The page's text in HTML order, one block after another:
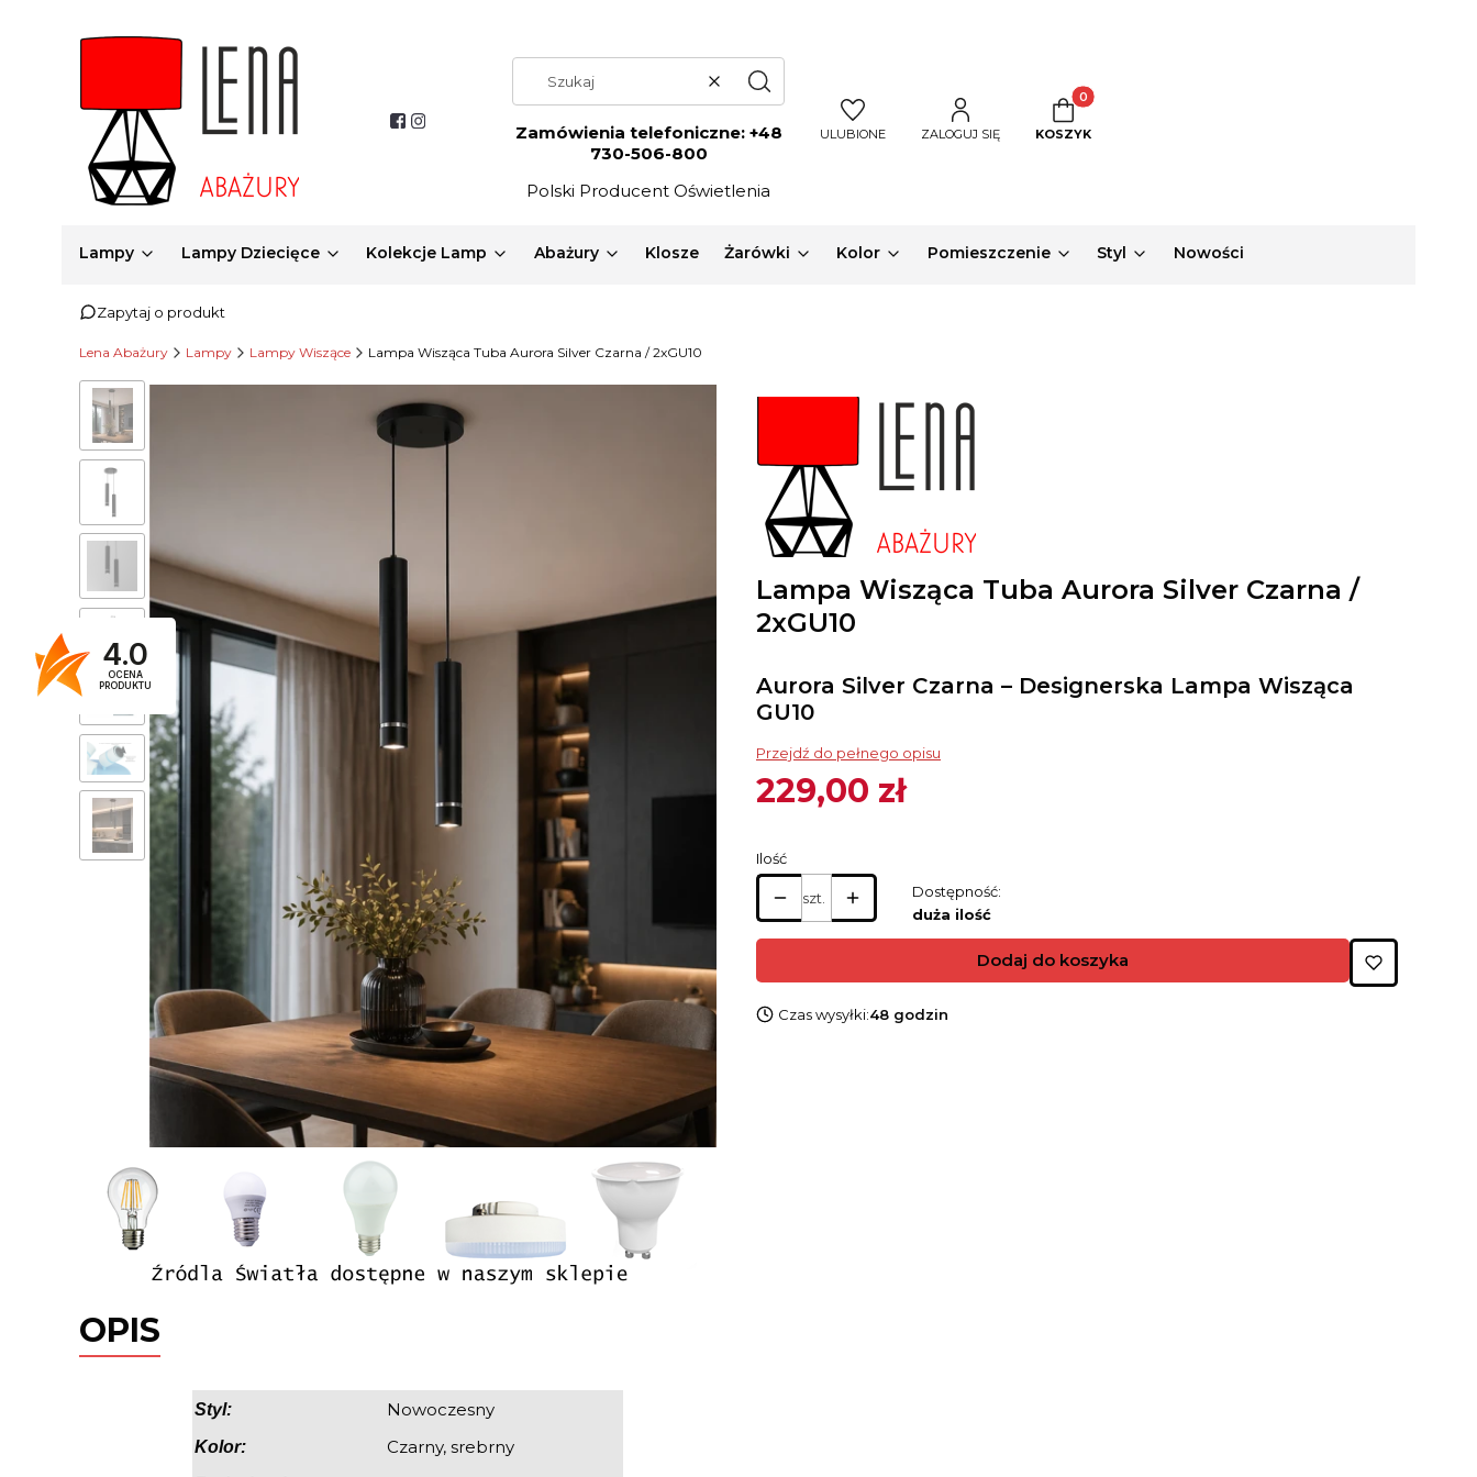
WyczyśćSzukaj
Zamówienia telefoniczne: +48
730-506-800
Polski Producent Oświetlenia
ULUBIONE ZALOGUJ SIĘ
Produkty w koszyku: 0. Zobacz szczegóły
KOSZYK
Lampy Lampy Dziecięce Kolekcje Lamp Abażury Klosze Żarówki Kolor Pomieszczenie Styl Nowości
Zapytaj o produkt
Lena Abażury Lampy Lampy Wiszące Lampa Wisząca Tuba Aurora Silver Czarna / 2xGU10
Lampa Wisząca Tuba Aurora Silver Czarna /
2xGU10
Aurora Silver Czarna – Designerska Lampa Wisząca
GU10
Przejdź do pełnego opisu
Cena
229,00 zł
Ilość
szt.
Dostępność:
duża ilość
Dodaj do koszyka
Czas wysyłki:48 godzin
OPIS
Styl: Nowoczesny
Kolor: Czarny, srebrny
4.0
OCENA
PRODUKTU